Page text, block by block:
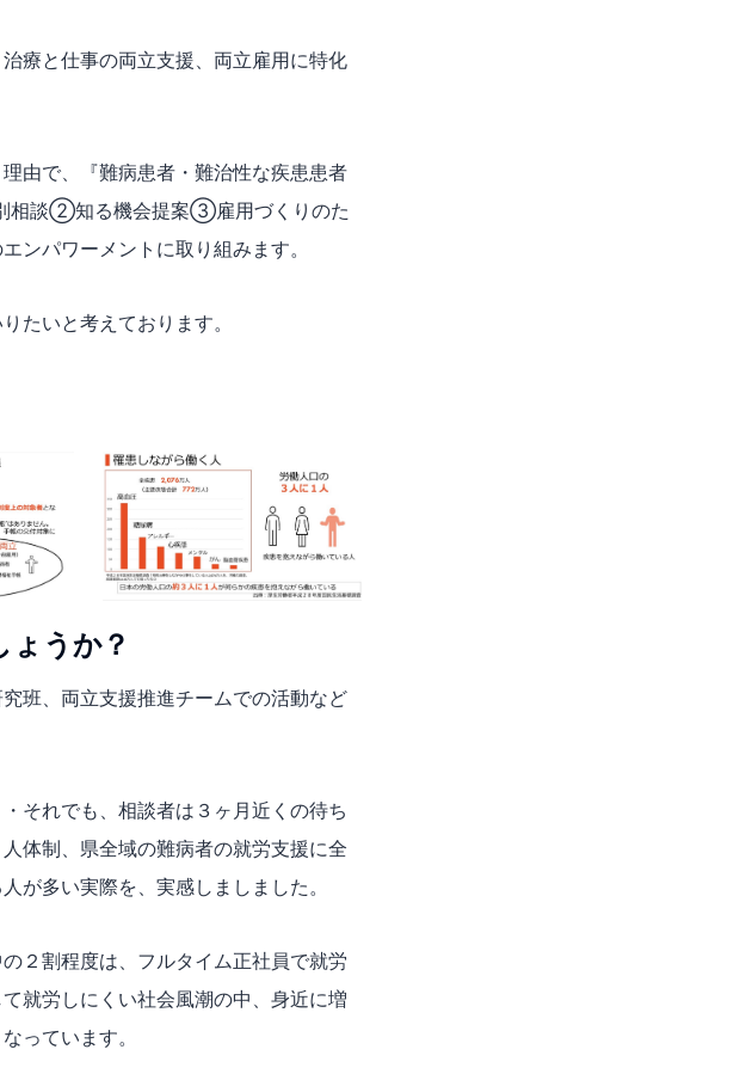
療と仕事の両立支援、両立雇用に特化
由で、『難病患者・難治性な疾患患者
相談②知る機会提案③雇用づくりのた
パワーメントに取り組みます。
たいと考えております。
ょうか？
班、両立支援推進チームでの活動など
それでも、相談者は３ヶ月近くの待ち
体制、県全域の難病者の就労支援に全
が多い実際を、実感しましました。
２割程度は、フルタイム正社員で就労
就労しにくい社会風潮の中、身近に増
っています。